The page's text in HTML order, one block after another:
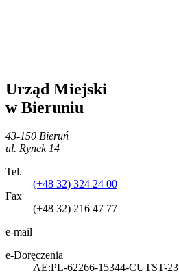
Urząd Miejski
w Bieruniu
43-150 Bieruń
ul. Rynek 14
Tel.
(+48 32) 324 24 00
Fax
(+48 32) 216 47 77
e-mail
e-Doręczenia
AE:PL-62266-15344-CUTST-23